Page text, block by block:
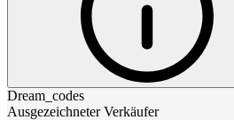
Dream_codes
Ausgezeichneter Verkäufer